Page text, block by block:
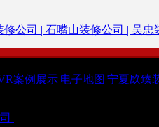
修公司 | 石嘴山装修公司 | 吴忠
案例展示 电子地图 宁夏镹臻